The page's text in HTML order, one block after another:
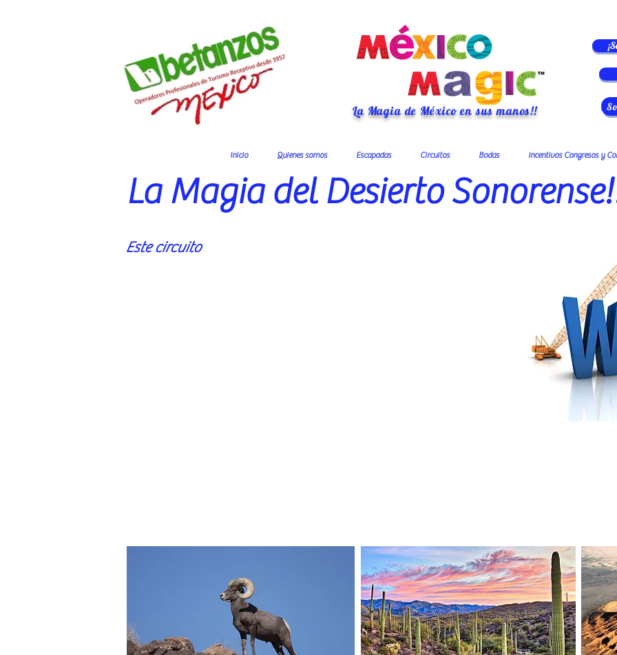
La Magia de México en sus manos!!
La Magia del Desierto
Inicio Quienes somos Escapadas Circuitos Bodas Incentivos Congresos y
Este circuito